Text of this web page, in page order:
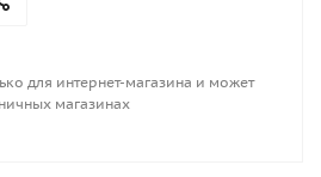
для интернет-магазина и может
магазинах